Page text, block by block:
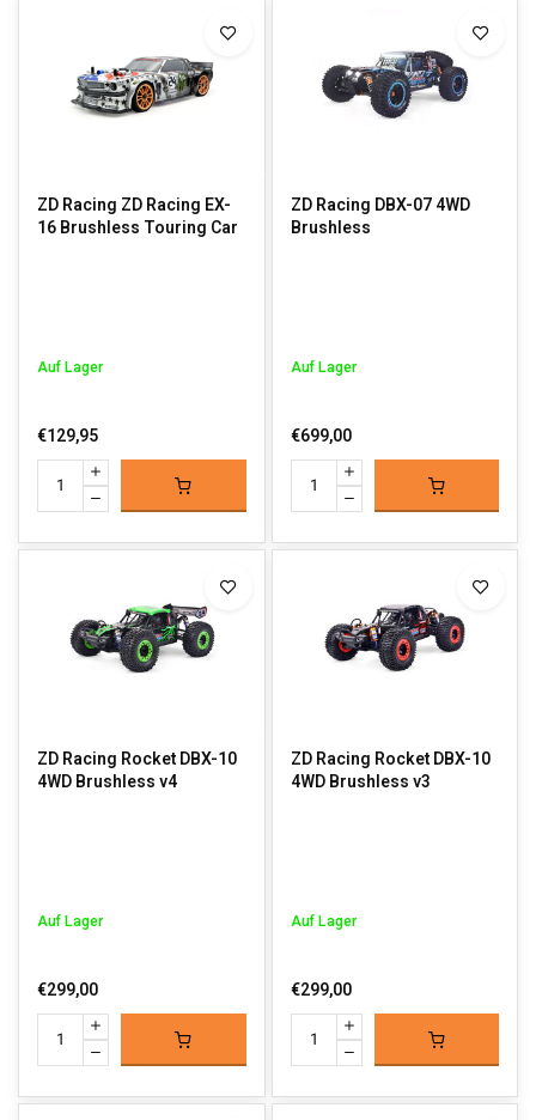
ZD Racing ZD Racing EX-
16 Brushless Touring Car
Auf Lager
€129,95
ZD Racing DBX-07 4WD
Brushless
Auf Lager
€699,00
ZD Racing Rocket DBX-10
4WD Brushless v4
Auf Lager
€299,00
ZD Racing Rocket DBX-10
4WD Brushless v3
Auf Lager
€299,00